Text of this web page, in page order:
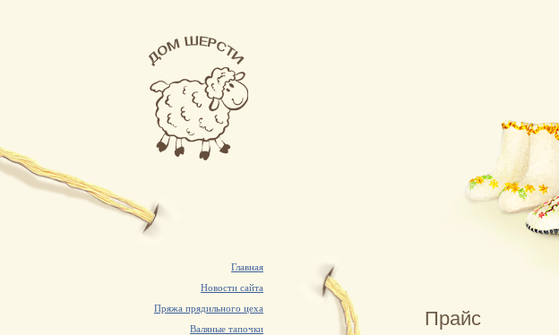
Главная
Новости сайта
Пряжа прядильного цеха
Валяные тапочки
Прайс